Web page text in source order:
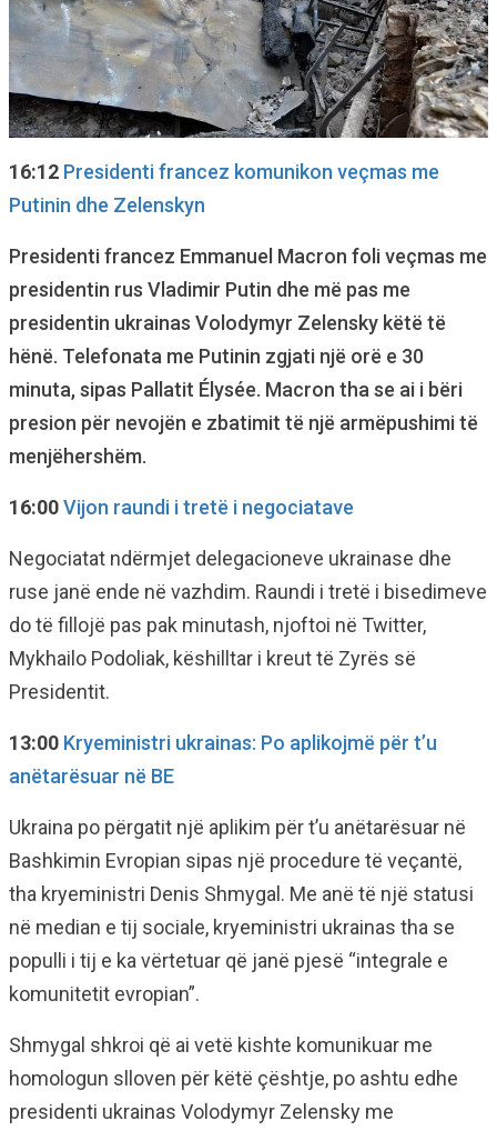
16:12 Presidenti francez komunikon veçmas me
Putinin dhe Zelenskyn
Presidenti francez Emmanuel Macron foli veçmas me
presidentin rus Vladimir Putin dhe më pas me
presidentin ukrainas Volodymyr Zelensky këtë të
hënë. Telefonata me Putinin zgjati një orë e 30
minuta, sipas Pallatit Élysée. Macron tha se ai i bëri
presion për nevojën e zbatimit të një armëpushimi të
menjëhershëm.
16:00Vijon raundi i tretë i negociatave
Negociatat ndërmjet delegacioneve ukrainase dhe
ruse janë ende në vazhdim. Raundi i tretë i bisedimeve
do të fillojë pas pak minutash, njoftoi në Twitter,
Mykhailo Podoliak, këshilltar i kreut të Zyrës së
Presidentit.
13:00 Kryeministri ukrainas: Po aplikojmë për t’u
anëtarësuar në BE
Ukraina po përgatit një aplikim për t’u anëtarësuar në
Bashkimin Evropian sipas një procedure të veçantë,
tha kryeministri Denis Shmygal. Me anë të një statusi
në median e tij sociale, kryeministri ukrainas tha se
populli i tij e ka vërtetuar që janë pjesë “integrale e
komunitetit evropian”.
Shmygal shkroi që ai vetë kishte komunikuar me
homologun slloven për këtë çështje, po ashtu edhe
presidenti ukrainas Volodymyr Zelensky me